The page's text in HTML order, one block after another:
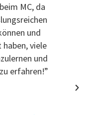
MC, da
und
viele
und
erfahren!”